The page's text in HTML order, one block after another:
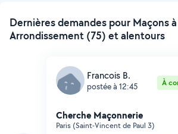
Dernières demandes pour Maçons à
Arrondissement (75) et alentours
Francois B.
postée à 12:45 À
Cherche Maçonnerie
Paris (Saint-Vincent de Paul 3)